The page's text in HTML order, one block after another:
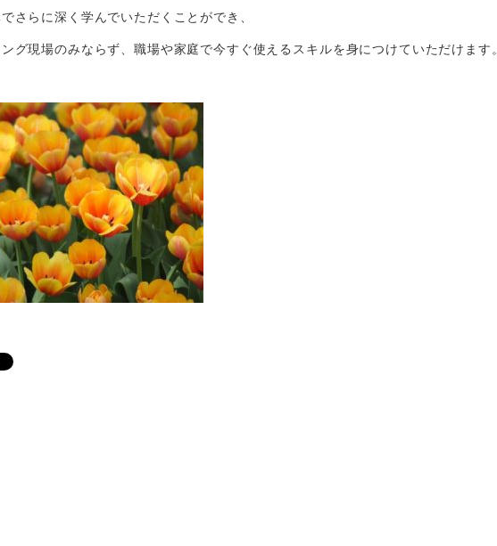
さらに深く学んでいただくことができ、
グ現場のみならず、職場や家庭で今すぐ使えるスキルを身につけていただけます。